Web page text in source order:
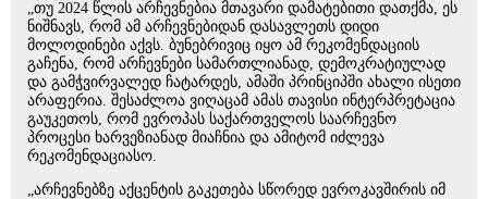
„თუ 2024 წლის არჩევნებია მთავარი დამატებითი დათქმა, ეს
ნიშნავს, რომ ამ არჩევნებიდან დასავლეთს დიდი
მოლოდინები აქვს. ბუნებრივიც იყო ამ რეკომენდაციის
გაჩენა, რომ არჩევნები სამართლიანად, დემოკრატიულად
და გამჭვირვალედ ჩატარდეს, ამაში პრინციპში ახალი ისეთი
არაფერია. შესაძლოა ვიღაცამ ამას თავისი ინტერპრეტაცია
გაუკეთოს, რომ ევროპას საქართველოს საარჩევნო
პროცესი ხარვეზიანად მიაჩნია და ამიტომ იძლევა
რეკომენდაციასო.
„არჩევნებზე აქცენტის გაკეთება სწორედ ევროკავშირის იმ